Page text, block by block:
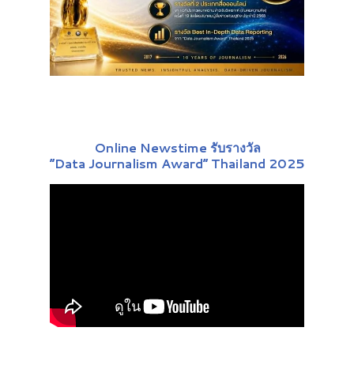
Online Newstime รับรางวัล
“Data Journalism Award” Thailand 2025